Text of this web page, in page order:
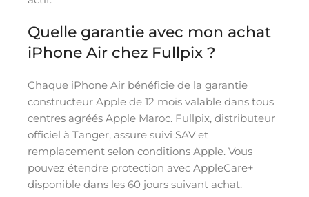
Quelle garantie avec mon achat
iPhone Air chez Fullpix ?
Chaque iPhone Air bénéficie de la garantie
constructeur Apple de 12 mois valable dans tous
centres agréés Apple Maroc. Fullpix, distributeur
officiel à Tanger, assure suivi SAV et
remplacement selon conditions Apple. Vous
pouvez étendre protection avec AppleCare+
disponible dans les 60 jours suivant achat.